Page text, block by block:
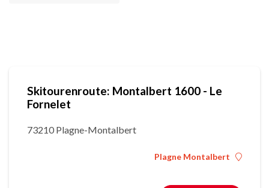
Skitourenroute: Montalbert 1600 - Le
Fornelet
73210 Plagne-Montalbert
Plagne Montalbert